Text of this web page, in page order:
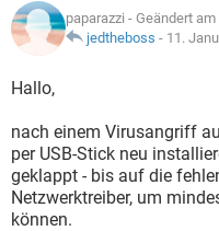
FACEBOOK
WINDOWS 10
WHATSAPP
FACEBOOK
ANDROID
FACEBOOK
LEXIKON
SPIELE
ANDROID
WINDOWS 10
WHATSAPP
FACEBOOK
paparazzi - Geändert
jedtheboss - 11.
Hallo,
nach einem Virusangriff
per USB-Stick neu
geklappt - bis auf die
Netzwerktreiber, um
können.